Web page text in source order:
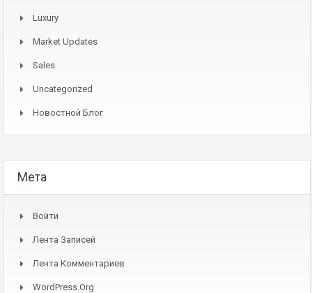
Luxury
Market Updates
Sales
Uncategorized
Новостной Блог
Мета
Войти
Лента Записей
Лента Комментариев
WordPress.org